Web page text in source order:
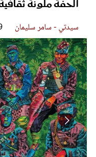
ألحفة ملونة
سيدتي - سامر سليمان
جمال
صحة ورشاقة
سيدتي وطفلك
لايف ستايل
بلس+
فيديو
مطبخ سيدتي
مقالات الرأي
ستايل
تقارير